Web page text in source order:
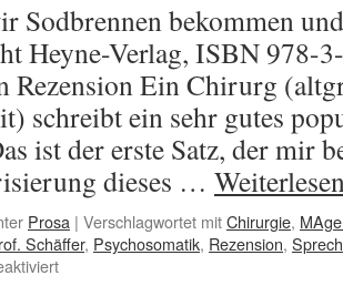
Sodbrennen bekommen
Heyne-Verlag, ISBN 978-
Rezension Ein Chirurg
schreibt ein sehr gutes
ist der erste Satz, der mir
dieses …
Prosa | Verschlagwortet mitChirurgie,
Schäffer, Psychosomatik, Rezension,
für